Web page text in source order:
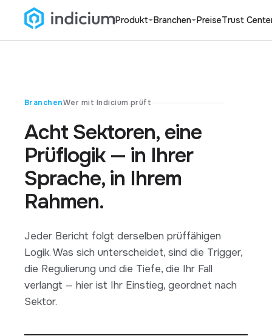
Produkt Branchen PreiseTrust
BranchenWer mit Indicium prüft
Acht Sektoren, eine
Prüflogik — in Ihrer
Sprache, in Ihrem
Rahmen.
Jeder Bericht folgt derselben prüffähigen
Logik. Was sich unterscheidet, sind die Trigger,
die Regulierung und die Tiefe, die Ihr Fall
verlangt — hier ist Ihr Einstieg, geordnet nach
Sektor.